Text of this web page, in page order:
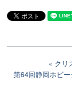
クリ
第64回静岡ホビ